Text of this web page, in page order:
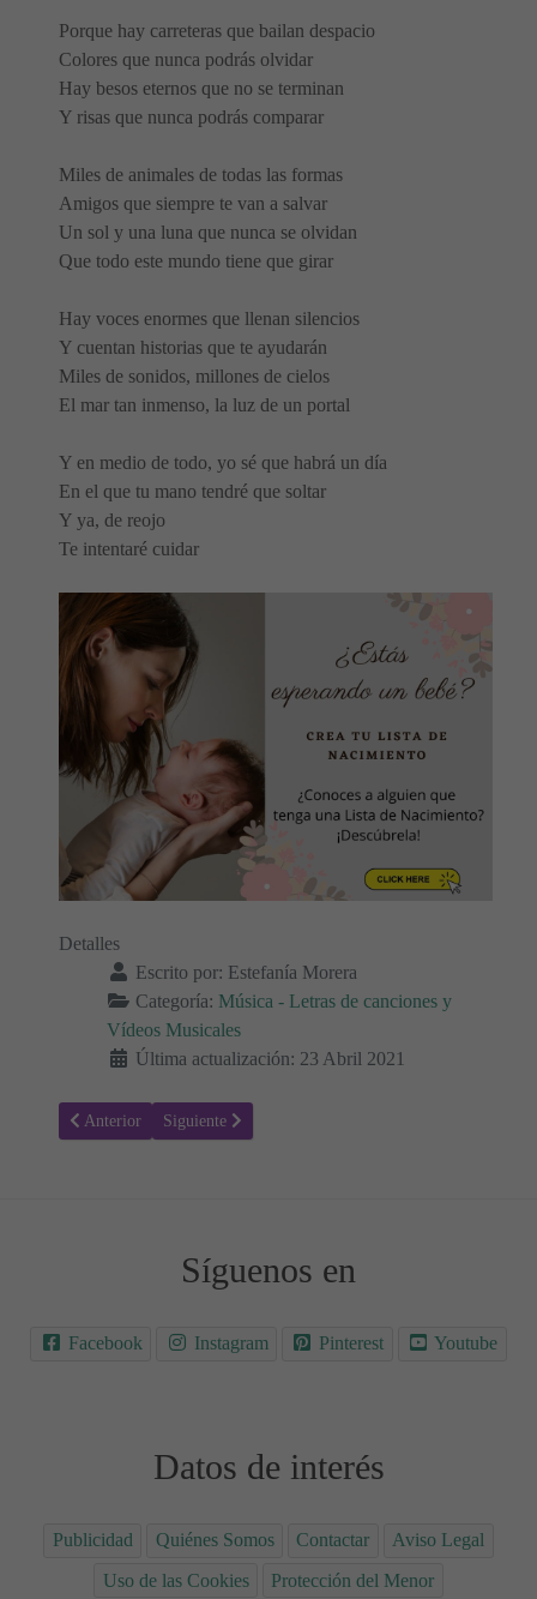
Porque hay carreteras que bailan despacio
Colores que nunca podrás olvidar
Hay besos eternos que no se terminan
Y risas que nunca podrás comparar
Miles de animales de todas las formas
Amigos que siempre te van a salvar
Un sol y una luna que nunca se olvidan
Que todo este mundo tiene que girar
Hay voces enormes que llenan silencios
Y cuentan historias que te ayudarán
Miles de sonidos, millones de cielos
El mar tan inmenso, la luz de un portal
Y en medio de todo, yo sé que habrá un día
En el que tu mano tendré que soltar
Y ya, de reojo
Te intentaré cuidar
Detalles
Escrito por: Estefanía Morera
Categoría: Música - Letras de canciones y
Vídeos Musicales
Última actualización: 23 Abril 2021
Artículo anterior: Bebé - Paty Cantú - Letra de la canción con vídeo
Anterior Artículo siguiente: Solo Tú de Paula Rojo - Letra
Siguiente
Síguenos en
Facebook Instagram Pinterest Youtube
Datos de interés
Publicidad Quiénes Somos Contactar
Aviso Legal
Uso de las Cookies
Protección del Menor